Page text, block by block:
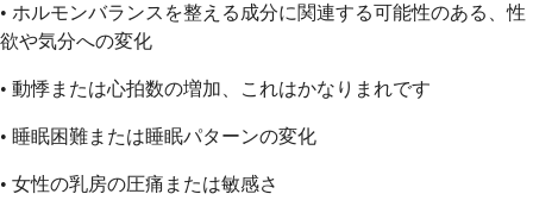
• ホルモンバランスを整える成分に関連する可能性のある、性
欲や気分への変化
• 動悸または心拍数の増加、これはかなりまれです
• 睡眠困難または睡眠パターンの変化
• 女性の乳房の圧痛または敏感さ